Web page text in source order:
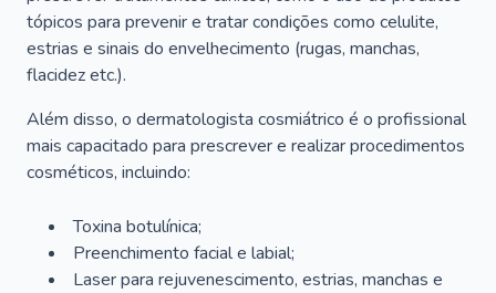
tópicos para prevenir e tratar condições como celulite,
estrias e sinais do envelhecimento (rugas, manchas,
flacidez etc.).
Além disso, o dermatologista cosmiátrico é o profissional
mais capacitado para prescrever e realizar procedimentos
cosméticos, incluindo:
Toxina botulínica;
Preenchimento facial e labial;
Laser para rejuvenescimento, estrias, manchas e